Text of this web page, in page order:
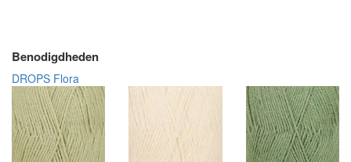
Benodigdheden
DROPS Flora